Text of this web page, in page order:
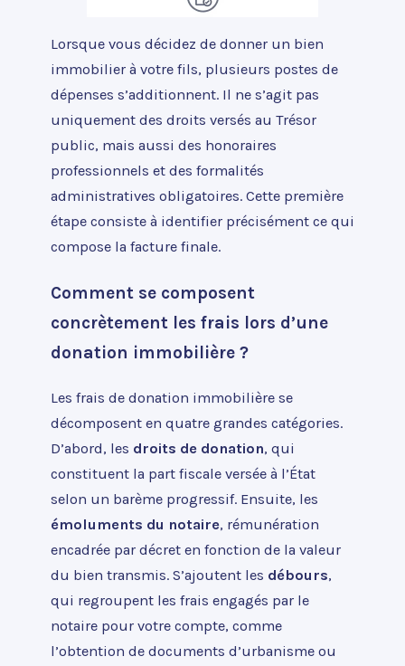
Lorsque vous décidez de donner un bien
immobilier à votre fils, plusieurs postes de
dépenses s’additionnent. Il ne s’agit pas
uniquement des droits versés au Trésor
public, mais aussi des honoraires
professionnels et des formalités
administratives obligatoires. Cette première
étape consiste à identifier précisément ce qui
compose la facture finale.
Comment se composent
concrètement les frais lors d’une
donation immobilière ?
Les frais de donation immobilière se
décomposent en quatre grandes catégories.
D’abord, les droits de donation, qui
constituent la part fiscale versée à l’État
selon un barème progressif. Ensuite, les
émoluments du notaire, rémunération
encadrée par décret en fonction de la valeur
du bien transmis. S’ajoutent les débours,
qui regroupent les frais engagés par le
notaire pour votre compte, comme
l’obtention de documents d’urbanisme ou